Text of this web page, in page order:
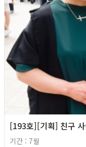
[193호][기획] 친구
기간 : 7월